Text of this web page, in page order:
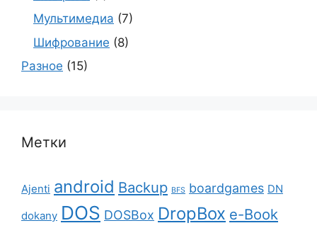
Мультимедиа (7)
Шифрование (8)
Разное (15)
Метки
Ajenti android Backup BFS boardgames DN
dokany DOS DOSBox DropBox e-Book